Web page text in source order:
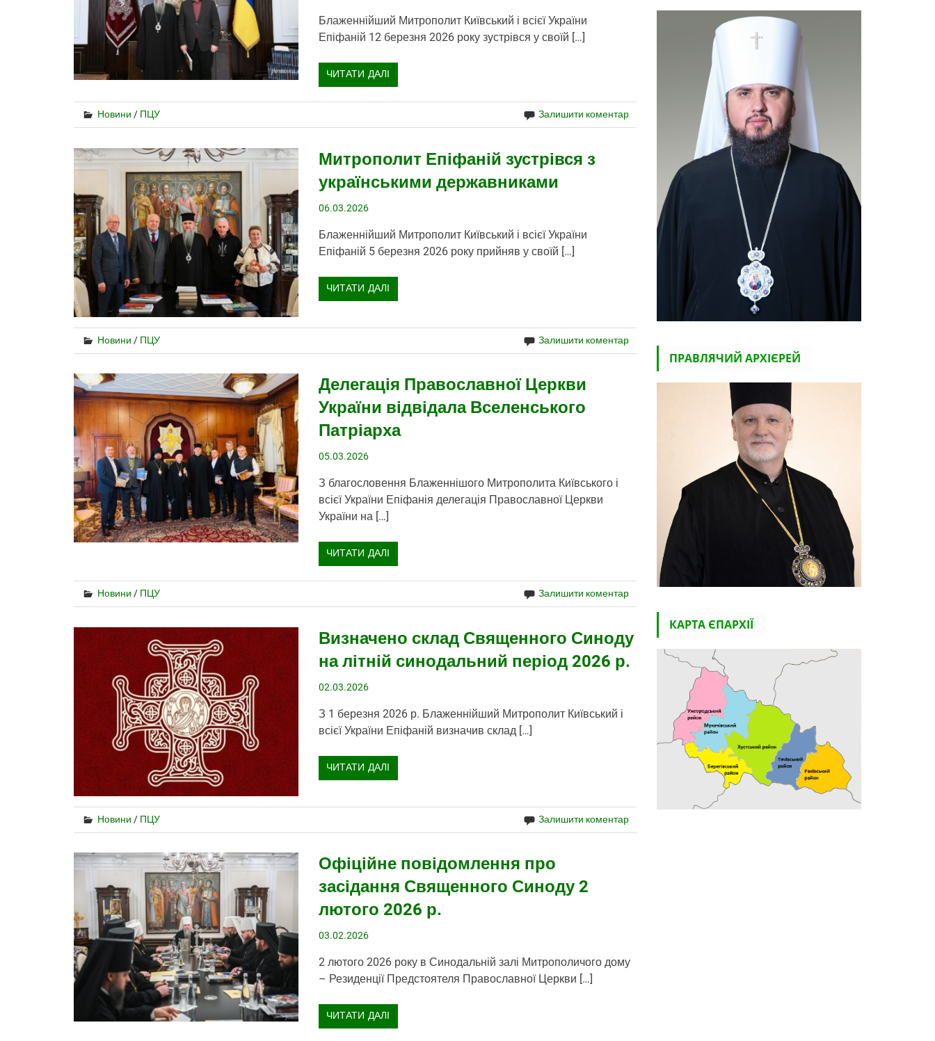
Блаженнійший Митрополит Київський і всієї України
Епіфаній 12 березня 2026 року зустрівся у своїй […]
ЧИТАТИ ДАЛІ
Новини / ПЦУ Залишити коментар
Митрополит Епіфаній зустрівся з
українськими державниками
06.03.2026
Блаженнійший Митрополит Київський і всієї України
Епіфаній 5 березня 2026 року прийняв у своїй […]
ЧИТАТИ ДАЛІ
Новини / ПЦУ Залишити коментар
Делегація Православної Церкви
України відвідала Вселенського
Патріарха
05.03.2026
З благословення Блаженнішого Митрополита Київського і
всієї України Епіфанія делегація Православної Церкви
України на […]
ЧИТАТИ ДАЛІ
Новини / ПЦУ Залишити коментар
Визначено склад Священного Синоду
на літній синодальний період 2026 р.
02.03.2026
З 1 березня 2026 р. Блаженнійший Митрополит Київський і
всієї України Епіфаній визначив склад […]
ЧИТАТИ ДАЛІ
Новини / ПЦУ Залишити коментар
Офіційне повідомлення про
засідання Священного Синоду 2
лютого 2026 р.
03.02.2026
2 лютого 2026 року в Синодальній залі Митрополичого дому
– Резиденції Предстоятеля Православної Церкви […]
ЧИТАТИ ДАЛІ
ПРАВЛЯЧИЙ АРХІЄРЕЙ
КАРТА ЄПАРХІЇ